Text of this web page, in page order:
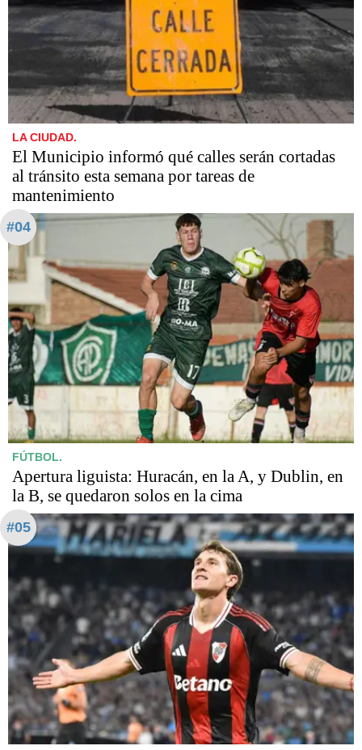
LA CIUDAD.
El Municipio informó qué calles serán cortadas
al tránsito esta semana por tareas de
mantenimiento
#04
FÚTBOL.
Apertura liguista: Huracán, en la A, y Dublin, en
la B, se quedaron solos en la cima
#05